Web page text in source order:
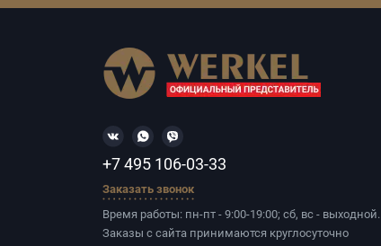
+7 495 106-03-33
Заказать звонок
Время работы: пн-пт - 9:00-19:00; сб, вс - выходной.
Заказы с сайта принимаются круглосуточно